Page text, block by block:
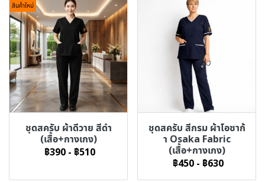
สินค้าใหม่
ชุดสครับ ผ้าดีวาย สีดำ
(เสื้อ+กางเกง)
฿390 - ฿510
ชุดสครับ สีกรม ผ้าโอซาก้
า Osaka Fabric
(เสื้อ+กางเกง)
฿450 - ฿630